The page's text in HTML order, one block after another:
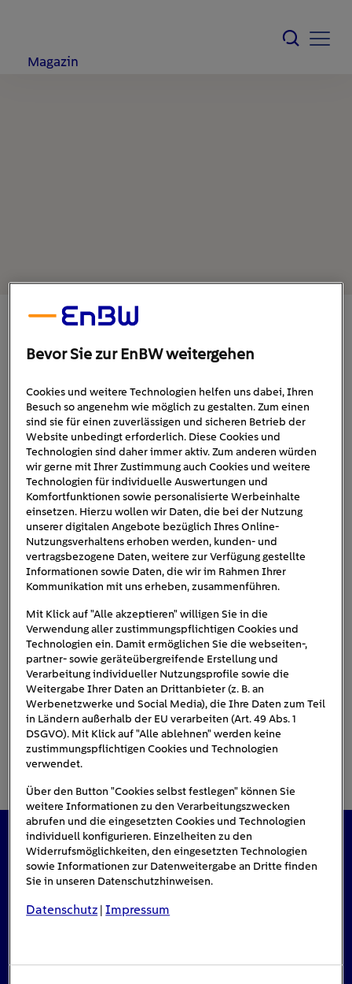
Magazin
15. Oktober 2019 1min
hybrid_ladekabelE-Mobility
Das könnte Sie auch interessieren
Bevor Sie zur EnBW weitergehen
Cookies und weitere Technologien helfen uns dabei, Ihren
Besuch so angenehm wie möglich zu gestalten. Zum einen
sind sie für einen zuverlässigen und sicheren Betrieb der
Website unbedingt erforderlich. Diese Cookies und
Technologien sind daher immer aktiv. Zum anderen würden
wir gerne mit Ihrer Zustimmung auch Cookies und weitere
Technologien für individuelle Auswertungen und
Komfortfunktionen sowie personalisierte Werbeinhalte
einsetzen. Hierzu wollen wir Daten, die bei der Nutzung
unserer digitalen Angebote bezüglich Ihres Online-
Nutzungsverhaltens erhoben werden, kunden- und
vertragsbezogene Daten, weitere zur Verfügung gestellte
Informationen sowie Daten, die wir im Rahmen Ihrer
Kommunikation mit uns erheben, zusammenführen.
Mit Klick auf "Alle akzeptieren" willigen Sie in die
Verwendung aller zustimmungspflichtigen Cookies und
Technologien ein. Damit ermöglichen Sie die webseiten-,
partner- sowie geräteübergreifende Erstellung und
Verarbeitung individueller Nutzungsprofile sowie die
Weitergabe Ihrer Daten an Drittanbieter (z. B. an
Werbenetzwerke und Social Media), die Ihre Daten zum Teil
in Ländern außerhalb der EU verarbeiten (Art. 49 Abs. 1
DSGVO). Mit Klick auf "Alle ablehnen" werden keine
zustimmungspflichtigen Cookies und Technologien
verwendet.
Über den Button "Cookies selbst festlegen" können Sie
weitere Informationen zu den Verarbeitungszwecken
abrufen und die eingesetzten Cookies und Technologien
individuell konfigurieren. Einzelheiten zu den
Widerrufsmöglichkeiten, den eingesetzten Technologien
sowie Informationen zur Datenweitergabe an Dritte finden
Sie in unseren Datenschutzhinweisen.
Datenschutz |Impressum